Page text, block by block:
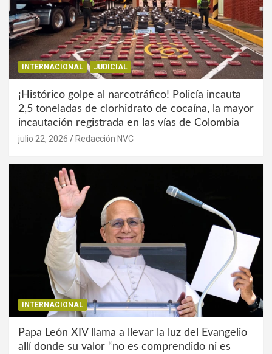
INTERNACIONAL JUDICIAL
¡Histórico golpe al narcotráfico! Policía incauta
2,5 toneladas de clorhidrato de cocaína, la mayor
incautación registrada en las vías de Colombia
julio 22, 2026 Redacción NVC
INTERNACIONAL
Papa León XIV llama a llevar la luz del Evangelio
allí donde su valor “no es comprendido ni es